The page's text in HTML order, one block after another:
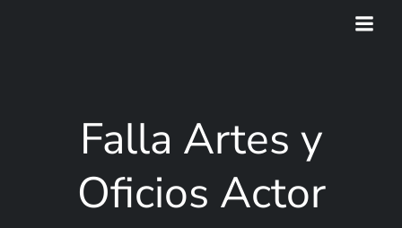
Falla Artes y
Oficios Actor